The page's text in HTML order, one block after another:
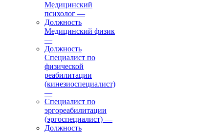
Медицинский
психолог —
Должность
Медицинский физик
—
Должность
Специалист по
физической
реабилитации
(кинезиоспециалист)
—
Специалист по
эргореабилитации
(эргоспециалист) —
Должность